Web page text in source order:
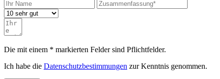
Die mit einem * markierten Felder sind Pflichtfelder.
Ich habe die Datenschutzbestimmungen zur Kenntnis genommen.